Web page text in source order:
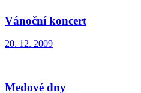
Vánoční koncert
20. 12. 2009
Medové dny